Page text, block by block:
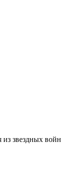
из звездных войн